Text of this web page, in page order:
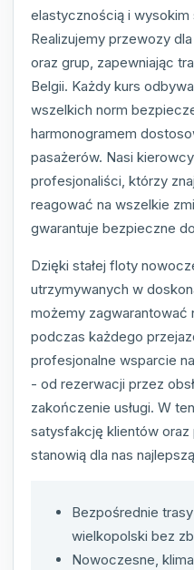
elastycznością i wysokim
Realizujemy przewozy
oraz grup, zapewniając
Belgii. Każdy kurs
wszelkich norm
harmonogramem
pasażerów. Nasi
profesjonaliści, którzy
reagować na wszelkie
gwarantuje bezpieczne
Dzięki stałej floty
utrzymywanych w
możemy
podczas każdego
profesjonalne wsparcie
- od rezerwacji przez
zakończenie usługi. W
satysfakcję klientów
stanowią dla nas
Bezpośrednie
wielkopolski bez
Nowoczesne,